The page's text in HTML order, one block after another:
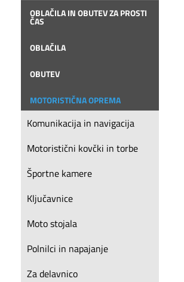
OBLAČILA IN OBUTEV ZA PROSTI
ČAS
OBLAČILA
OBUTEV
MOTORISTIČNA OPREMA
Komunikacija in navigacija
Motoristični kovčki in torbe
Športne kamere
Ključavnice
Moto stojala
Polnilci in napajanje
Za delavnico